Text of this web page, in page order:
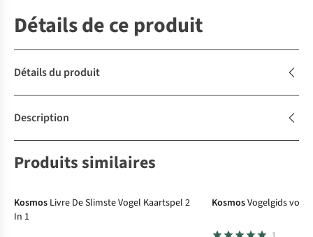
Détails de ce produit
Détails du produit
Description
Produits similaires
Kosmos Livre De Slimste Vogel Kaartspel 2
In 1
KosmosVogelgids voor